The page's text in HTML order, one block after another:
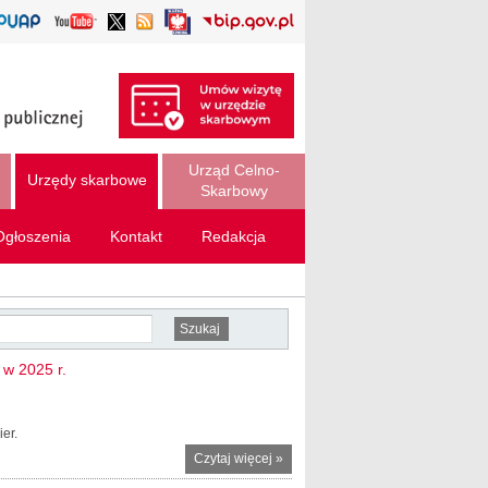
Urzędy skarbowe
Urząd Celno-
Skarbowy
Kontakt Redakcja
2025 r.
Czytaj więcej o Mazowiecka
KAS kontra
»